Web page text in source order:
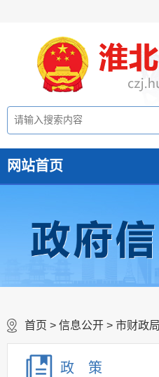
网站首页
首页 > 信息公开 > 市财政局
政 策